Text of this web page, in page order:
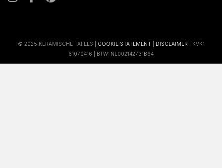
© 2025 KERAMISCHE TAFELS | COOKIE STATEMENT DISCLAIMER | KVK:
61070416 | BTW: NL002142731B64